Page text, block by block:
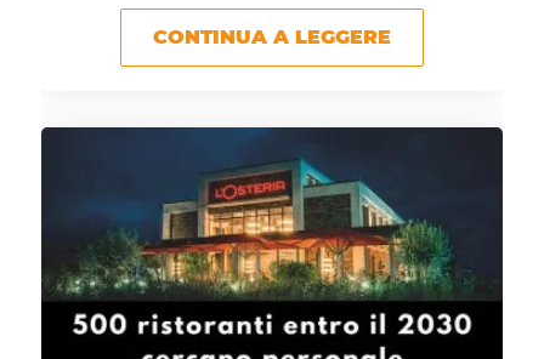
CONTINUA A LEGGERE